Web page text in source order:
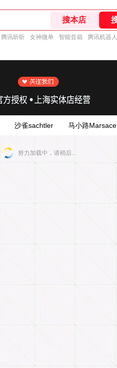
腾讯听听 女神微单 智能音箱 腾讯机器人
沙雀sachtler 马小路Marsace
努力加载中，请稍后...